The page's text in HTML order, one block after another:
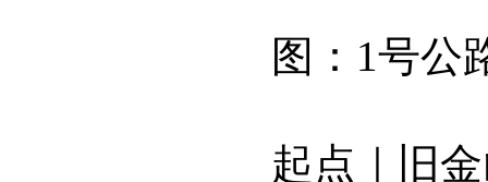
图：1号公路
起点｜旧金